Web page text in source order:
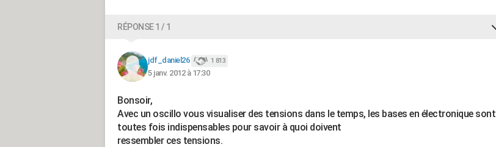
RÉPONSE 1 / 1
jdf_daniel26 1 813
5 janv. 2012 à 17:30
Bonsoir,
Avec un oscillo vous visualiser des tensions dans le temps, les bases en électronique sont
toutes fois indispensables pour savoir à quoi doivent
ressembler ces tensions.